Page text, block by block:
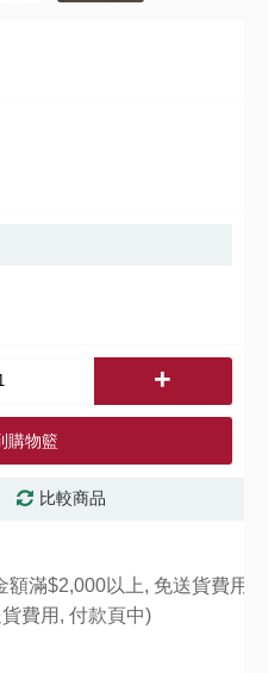
+
購物籃
比較商品
額滿$2,000以上, 免送貨費用,
費用, 付款頁中)